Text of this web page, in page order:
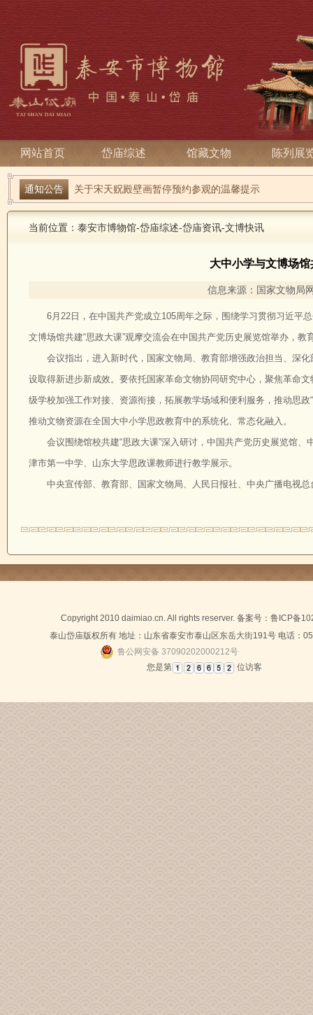
网站首页 岱庙综述 馆藏文物 陈列展
通知公告
端午寻古趣 雅俗话安康| 岱庙2026端午节系列活动
关于宋天贶殿壁画暂停预约参观的温馨提示
当前位置： 泰安市博物馆-岱庙综述-岱庙资讯-文博快讯
大中小学与文博场
信息来源：国家文物
6月22日，在中国共产党成立105周年之际，围绕学习贯彻习近平
文博场馆共建“思政大课”观摩交流会在中国共产党历史展览馆举办，
会议指出，进入新时代，国家文物局、教育部增强政治担当、深
设取得新进步新成效。要依托国家革命文物协同研究中心，聚焦革命
级学校加强工作对接、资源衔接，拓展教学场域和便利服务，推动思
推动文物资源在全国大中小学思政教育中的系统化、常态化融入。
会议围绕馆校共建“思政大课”深入研讨，中国共产党历史展览馆
津市第一中学、山东大学思政课教师进行教学展示。
中央宣传部、教育部、国家文物局、人民日报社、中央广播电视
Copyright 2010 daimiao.cn. All rights reserver. 备案号： 鲁ICP备
泰山岱庙版权所有 地址：山东省泰安市泰山区东岳大街191号 电话：
鲁公网安备 37090202000212号
您是第
位访客